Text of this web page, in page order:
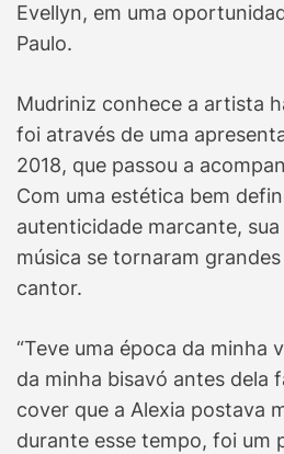
Evellyn, em uma
Paulo.
Mudriniz conhece a artista
foi através de uma
2018, que passou a
Com uma estética bem
autenticidade marcante,
música se tornaram
cantor.
“Teve uma época da minha
da minha bisavó antes dela
cover que a Alexia postava
durante esse tempo, foi um